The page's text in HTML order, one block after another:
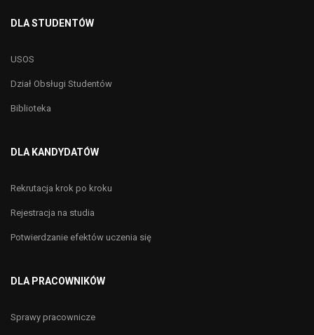
DLA STUDENTÓW
USOS
Dział Obsługi Studentów
Biblioteka
DLA KANDYDATÓW
Rekrutacja krok po kroku
Rejestracja na studia
Potwierdzanie efektów uczenia się
DLA PRACOWNIKÓW
Sprawy pracownicze